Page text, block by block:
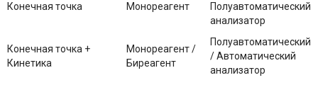
Конечная точка Монореагент
Полуавтоматический
анализатор
Конечная точка +
Кинетика
Монореагент /
Биреагент
Полуавтоматический
/ Автоматический
анализатор